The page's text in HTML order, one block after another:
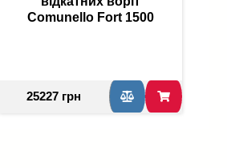
Comunello Fort 1500
25227 грн